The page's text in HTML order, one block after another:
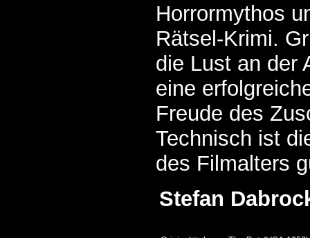
Horrormythos
Rätsel-Krimi.
die Lust an der
eine
Freude des
Technisch ist
des Filmalters
Stefan